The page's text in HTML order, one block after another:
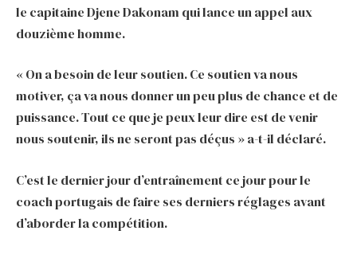
le capitaine Djene Dakonam qui lance un appel aux
douzième homme.
« On a besoin de leur soutien. Ce soutien va nous
motiver, ça va nous donner un peu plus de chance et de
puissance. Tout ce que je peux leur dire est de venir
nous soutenir, ils ne seront pas déçus » a-t-il déclaré.
C’est le dernier jour d’entraînement ce jour pour le
coach portugais de faire ses derniers réglages avant
d’aborder la compétition.